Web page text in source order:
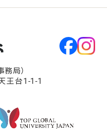
局）
王台1-1-1